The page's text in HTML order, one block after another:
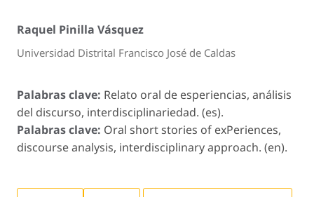
Raquel Pinilla Vásquez
Universidad Distrital Francisco José de Caldas
Palabras clave: Relato oral de esperiencias, análisis
del discurso, interdisciplinariedad. (es).
Palabras clave: Oral short stories of exPeriences,
discourse analysis, interdisciplinary approach. (en).